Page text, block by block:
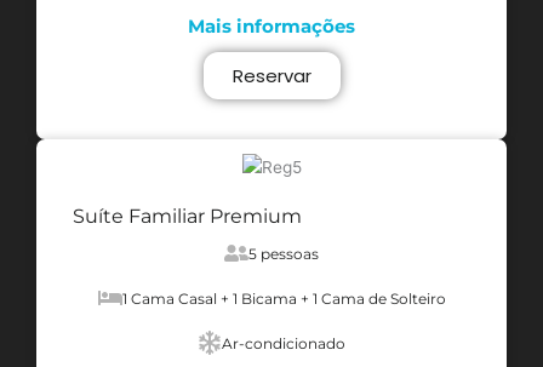
Mais informações
Reservar
Suíte Familiar Premium
5 pessoas
1 Cama Casal + 1 Bicama + 1 Cama de Solteiro
Ar-condicionado